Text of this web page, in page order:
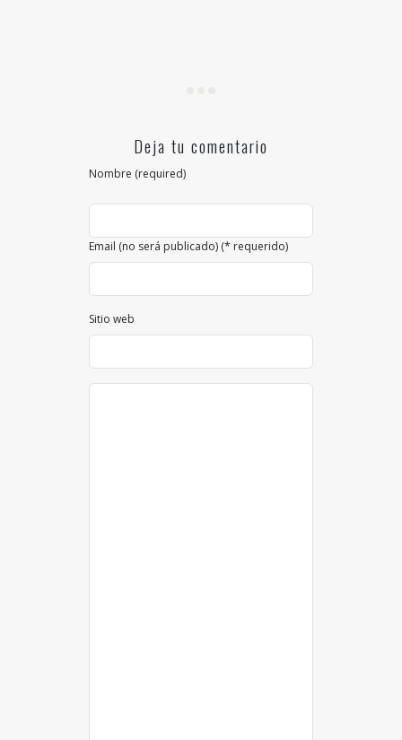
Deja tu comentario
Nombre (required)
Email (no será publicado) (* requerido)
Sitio web